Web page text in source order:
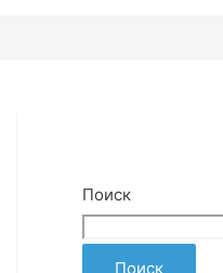
Поиск
Поиск